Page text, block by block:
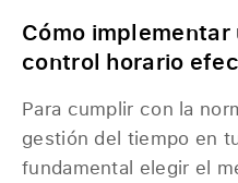
Cómo implementar
control horario
Para cumplir con la
gestión del tiempo en
fundamental elegir el